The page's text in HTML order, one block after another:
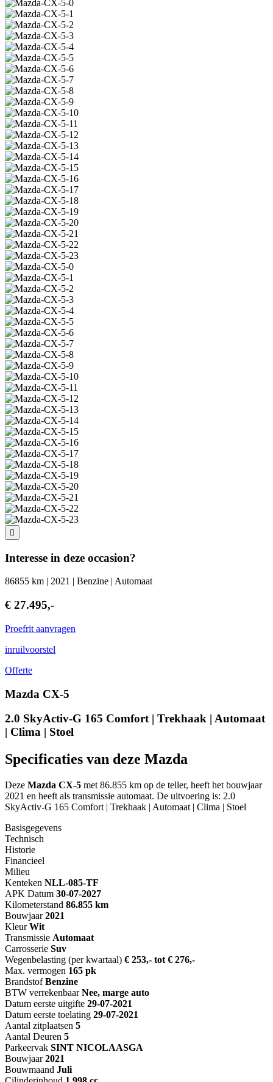
Interesse in deze occasion?
86855 km | 2021 | Benzine | Automaat
€ 27.495,-
Proefrit aanvragen
inruilvoorstel
Offerte
Mazda CX-5
2.0 SkyActiv-G 165 Comfort | Trekhaak | Automaat
| Clima | Stoel
Specificaties van deze Mazda
Deze Mazda CX-5 met 86.855 km op de teller, heeft het bouwjaar
2021 en heeft als transmissie automaat. De uitvoering is: 2.0
SkyActiv-G 165 Comfort | Trekhaak | Automaat | Clima | Stoel
Basisgegevens
Technisch
Historie
Financieel
Milieu
Kenteken NLL-085-TF
APK Datum 30-07-2027
Kilometerstand 86.855 km
Bouwjaar 2021
Kleur Wit
Transmissie Automaat
Carrosserie Suv
Wegenbelasting (per kwartaal) € 253,- tot € 276,-
Max. vermogen 165 pk
Brandstof Benzine
BTW verrekenbaar Nee, marge auto
Datum eerste uitgifte 29-07-2021
Datum eerste toelating 29-07-2021
Aantal zitplaatsen 5
Aantal Deuren 5
Parkeervak SINT NICOLAASGA
Bouwjaar 2021
Bouwmaand Juli